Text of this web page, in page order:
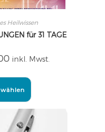
Heilwissen
für 31 TAGE
inkl. Mwst.